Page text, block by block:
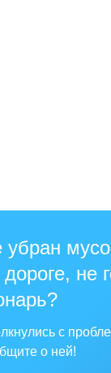
убран
не
с
о ней!